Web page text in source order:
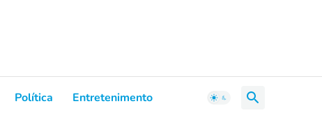
Política Entretenimento